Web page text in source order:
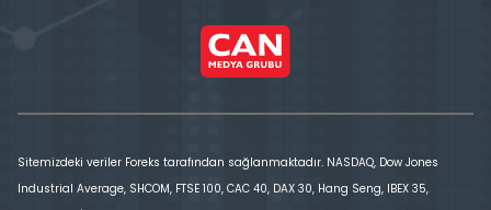
Sitemizdeki veriler Foreks tarafından sağlanmaktadır. NASDAQ, Dow Jones
Industrial Average, SHCOM, FTSE 100, CAC 40, DAX 30, Hang Seng, IBEX 35,